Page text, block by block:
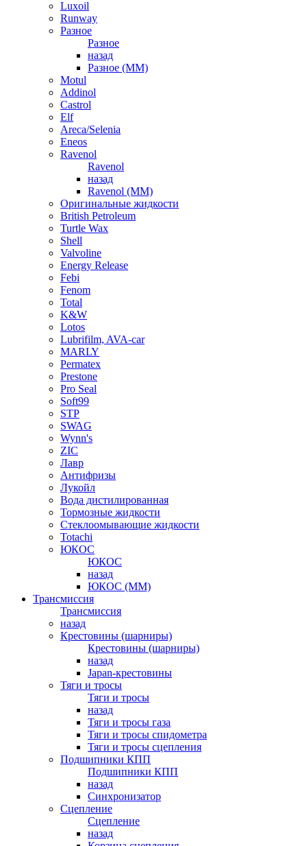
Luxoil
Runway
Разное
Разное
назад
Разное (ММ)
Motul
Addinol
Castrol
Elf
Areca/Selenia
Eneos
Ravenol
Ravenol
назад
Ravenol (ММ)
Оригинальные жидкости
British Petroleum
Turtle Wax
Shell
Valvoline
Energy Release
Febi
Fenom
Total
K&W
Lotos
Lubrifilm, AVA-car
MARLY
Permatex
Prestone
Pro Seal
Soft99
STP
SWAG
Wynn's
ZIC
Лавр
Антифризы
Лукойл
Вода дистилированная
Тормозные жидкости
Стеклоомывающие жидкости
Totachi
ЮКОС
ЮКОС
назад
ЮКОС (ММ)
Трансмиссия
Трансмиссия
назад
Крестовины (шарниры)
Крестовины (шарниры)
назад
Japan-крестовины
Тяги и тросы
Тяги и тросы
назад
Тяги и тросы газа
Тяги и тросы спидометра
Тяги и тросы сцепления
Подшипники КПП
Подшипники КПП
назад
Синхронизатор
Сцепление
Сцепление
назад